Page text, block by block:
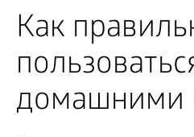
Как
домашними